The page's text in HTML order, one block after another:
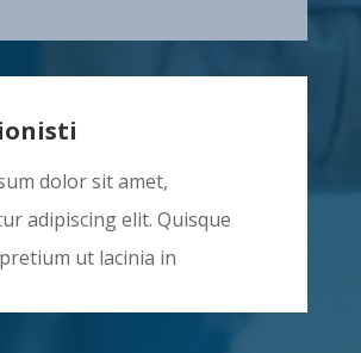
dolor sit amet,
adipiscing elit. Quisque
ut lacinia in